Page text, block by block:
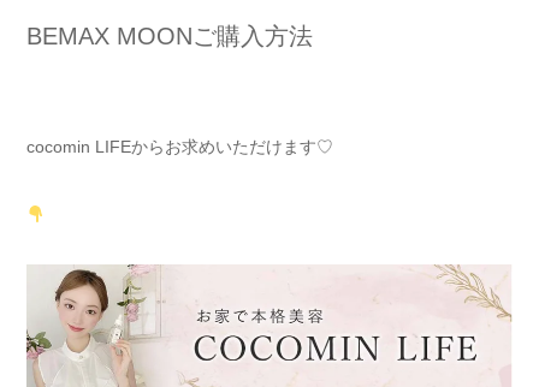
BEMAX MOONご購入方法
cocomin LIFEからお求めいただけます♡